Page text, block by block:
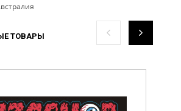
ТОВАРЫ